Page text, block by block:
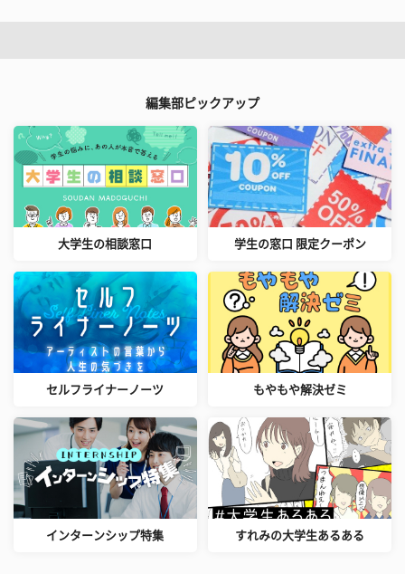
編集部ピックアップ
大学生の相談窓口 学生の窓口 限定クーポン
セルフライナーノーツ もやもや解決ゼミ
インターンシップ特集 すれみの大学生あるある